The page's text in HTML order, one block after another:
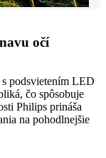
očí
podsvietením LED
čo spôsobuje
Philips prináša
na pohodlnejšie